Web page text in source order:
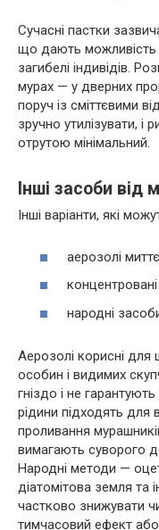
Сучасні пастки
що дають можливість
загибелі індивідів.
мурах — у дверних
поруч із сміттєвими
зручно утилізувати, і
отрутою мінімальний.
Інші засоби від
Інші варіанти, які
аерозолі
народні
Аерозолі корисні
особин і видимих
гніздо і не
рідини підходять для
проливання
вимагають суворого
Народні методи —
діатомітова земля та
частково знижувати
тимчасовий ефект